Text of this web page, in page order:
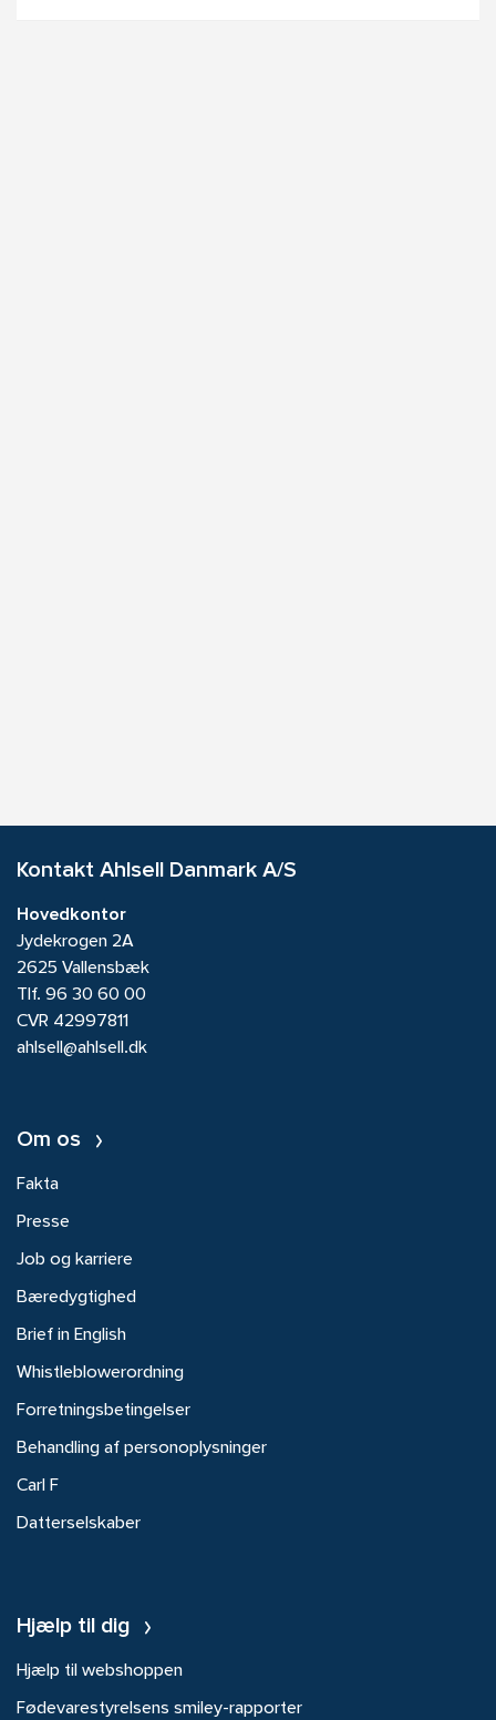
Kontakt Ahlsell Danmark A/S
Hovedkontor
Jydekrogen 2A
2625 Vallensbæk
Tlf. 96 30 60 00
CVR 42997811
ahlsell@ahlsell.dk
Om os
Fakta
Presse
Job og karriere
Bæredygtighed
Brief in English
Whistleblowerordning
Forretningsbetingelser
Behandling af personoplysninger
Carl F
Datterselskaber
Hjælp til dig
Hjælp til webshoppen
Fødevarestyrelsens smiley-rapporter